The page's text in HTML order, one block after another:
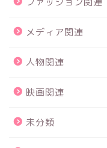
メディア関連
人物関連
映画関連
未分類